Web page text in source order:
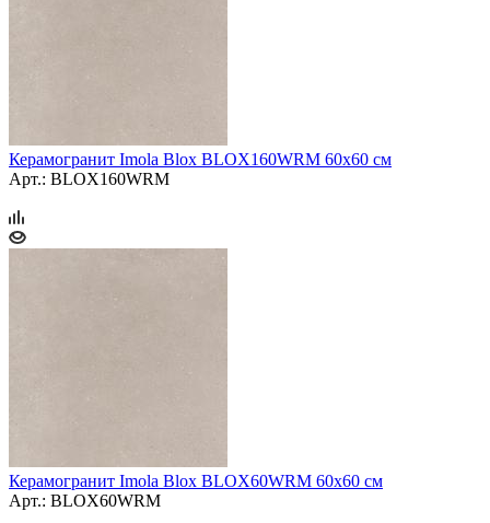
Керамогранит Imola Blox BLOX160WRM 60x60 см
Арт.: BLOX160WRM
Керамогранит Imola Blox BLOX60WRM 60x60 см
Арт.: BLOX60WRM